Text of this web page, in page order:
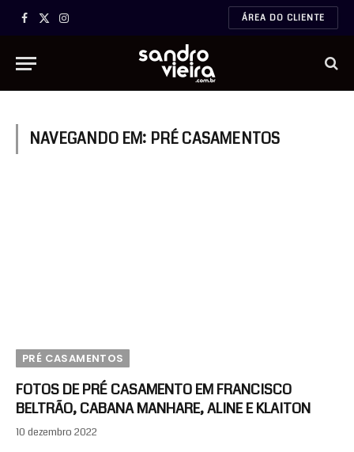
Facebook
X
Instagram ÁREA DO CLIENTE
NAVEGANDO EM: PRÉ CASAMENTOS
PRÉ CASAMENTOS
FOTOS DE PRÉ CASAMENTO EM FRANCISCO
BELTRÃO, CABANA MANHARE, ALINE E KLAITON
10 dezembro 2022